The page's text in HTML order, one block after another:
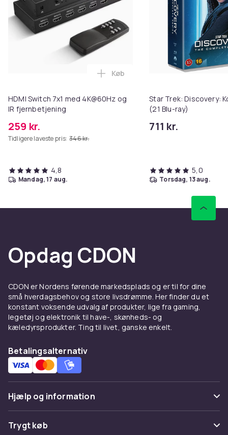
HDMI Switch 7x1 med 4K@60Hz og
IR fjernbetjening
259 kr.
Tidligere laveste pris: 346 kr.
Læg HDMI Switch 7x1 med
Køb
4,8
mandag, 17 aug.
Star Trek: Discovery:
(21 Blu-ray)
711 kr.
5,0
torsdag, 13 aug.
Opdag CDON
CDON er Nordens førende markedsplads og er til for dine
små hverdagsbehov og store livsdrømme. Her finder du et
konstant voksende udvalg af produkter, lige fra gaming,
legetøj og elektronik til have-, skønheds- og
kæledyrsprodukter. Ting til livet, ganske enkelt.
Betalingsalternativ
Hjælp og information
Ofte stillede spørgsmål
Trygt køb